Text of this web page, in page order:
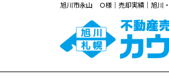
旭川市永山 Ｏ様｜売却実績｜旭川